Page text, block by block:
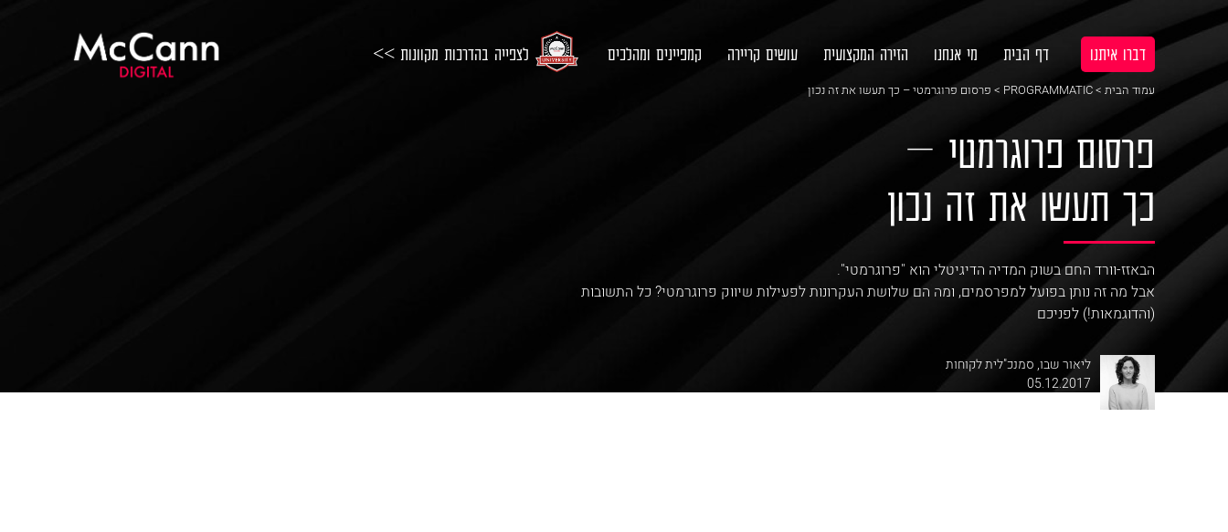
דברו איתנו דף הבית מי אנחנו הזירה המקצועית עושים קריירה קמפיינים ומהלכים לצפייה בהדרכות מקוונות >>
עמוד הבית >
PROGRAMMATIC > פרסום פרוגרמטי – כך תעשו את זה נכון
פרסום פרוגרמטי –
כך תעשו את זה נכון
הבאזז-וורד החם בשוק המדיה הדיגיטלי הוא "פרוגרמטי".
אבל מה זה נותן בפועל למפרסמים, ומה הם שלושת העקרונות לפעילות שיווק פרוגרמטי? כל התשובות
(והדוגמאות!) לפניכם
ליאור שבו, סמנכ"לית לקוחות
05.12.2017